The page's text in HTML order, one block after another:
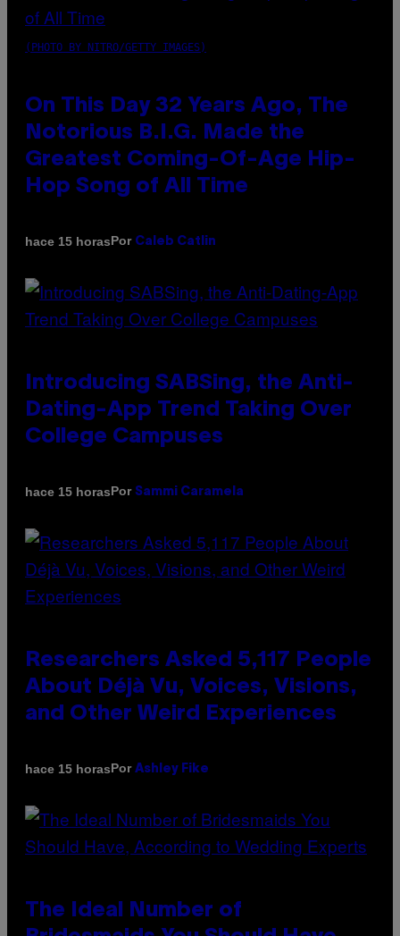
(PHOTO BY NITRO/GETTY IMAGES)
On This Day 32 Years Ago, The
Notorious B.I.G. Made the
Greatest Coming-Of-Age Hip-
Hop Song of All Time
hace 15 horasPor Caleb Catlin
Introducing SABSing, the Anti-
Dating-App Trend Taking Over
College Campuses
hace 15 horasPor Sammi Caramela
Researchers Asked 5,117 People
About Déjà Vu, Voices, Visions,
and Other Weird Experiences
hace 15 horasPor Ashley Fike
The Ideal Number of